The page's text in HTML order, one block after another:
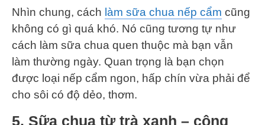
Nhìn chung, cách làm sữa chua nếp cẩm cũng
không có gì quá khó. Nó cũng tương tự như
cách làm sữa chua quen thuộc mà bạn vẫn
làm thường ngày. Quan trọng là bạn chọn
được loại nếp cẩm ngon, hấp chín vừa phải để
cho sôi có độ dẻo, thơm.
5. Sữa chua từ trà xanh – công